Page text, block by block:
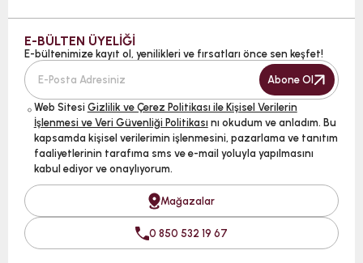
E-BÜLTEN ÜYELİĞİ
E-bültenimize kayıt ol, yenilikleri ve fırsatları önce sen keşfet!
Abone Ol
Web Sitesi Gizlilik ve Çerez Politikası ile Kişisel Verilerin
İşlenmesi ve Veri Güvenliği Politikası nı okudum ve anladım. Bu
kapsamda kişisel verilerimin işlenmesini, pazarlama ve tanıtım
faaliyetlerinin tarafıma sms ve e-mail yoluyla yapılmasını
kabul ediyor ve onaylıyorum.
Mağazalar
0 850 532 19 67